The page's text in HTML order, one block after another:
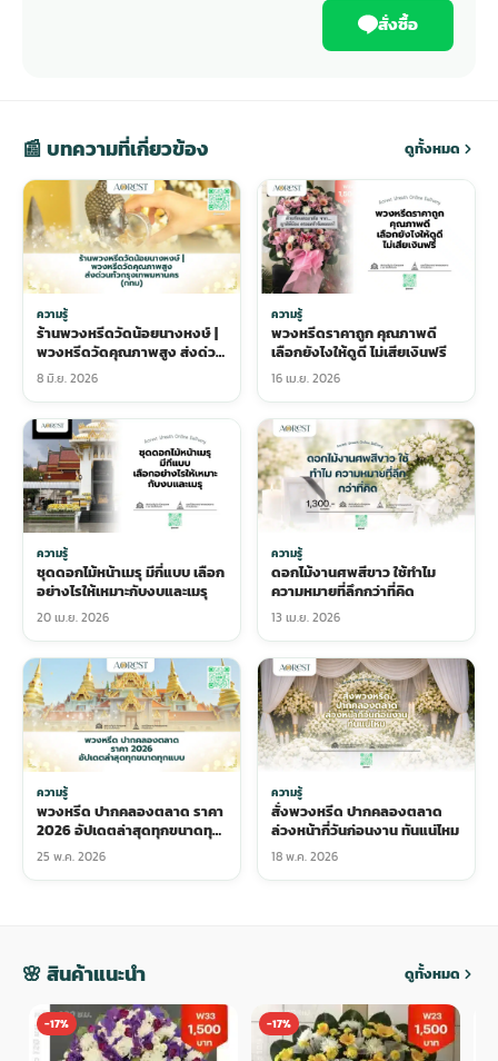
สั่งซื้อ
📰 บทความที่เกี่ยวข้อง ดูทั้งหมด
ความรู้
ร้านพวงหรีดวัดน้อยนางหงษ์ |
พวงหรีดวัดคุณภาพสูง ส่งด่วน
ทั่วกรุงเทพมหานคร (กทม)
8 มิ.ย. 2026
ความรู้
พวงหรีดราคาถูก คุณภาพดี
เลือกยังไงให้ดูดี ไม่เสียเงินฟรี
16 เม.ย. 2026
ความรู้
ชุดดอกไม้หน้าเมรุ มีกี่แบบ เลือก
อย่างไรให้เหมาะกับงบและเมรุ
20 เม.ย. 2026
ความรู้
ดอกไม้งานศพสีขาว ใช้ทำไม
ความหมายที่ลึกกว่าที่คิด
13 เม.ย. 2026
ความรู้
พวงหรีด ปากคลองตลาด ราคา
2026 อัปเดตล่าสุดทุกขนาดทุก
แบบ
25 พ.ค. 2026
ความรู้
สั่งพวงหรีด ปากคลองตลาด
ล่วงหน้ากี่วันก่อนงาน ทันแน่ไหม
18 พ.ค. 2026
🌸 สินค้าแนะนำ ดูทั้งหมด
-17% -17%